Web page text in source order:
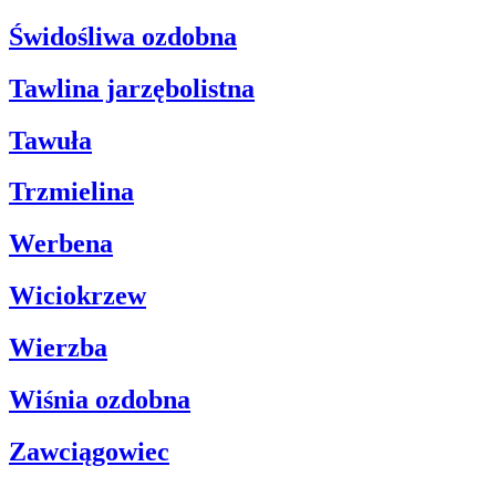
Świdośliwa ozdobna
Tawlina jarzębolistna
Tawuła
Trzmielina
Werbena
Wiciokrzew
Wierzba
Wiśnia ozdobna
Zawciągowiec